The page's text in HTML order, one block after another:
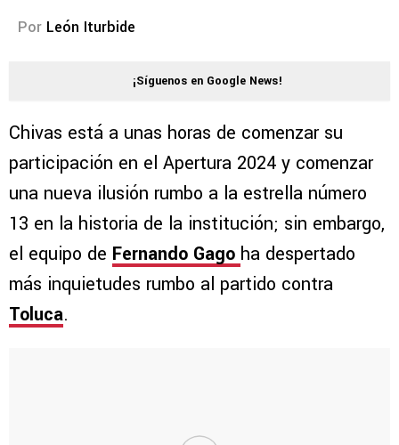
Por León Iturbide
¡Síguenos en Google News!
Chivas está a unas horas de comenzar su
participación en el Apertura 2024 y comenzar
una nueva ilusión rumbo a la estrella número
13 en la historia de la institución; sin embargo,
el equipo de Fernando Gago ha despertado
más inquietudes rumbo al partido contra
Toluca.